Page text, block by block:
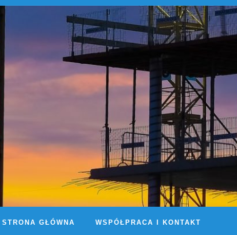
STRONA GŁÓWNA WSPÓŁPRACA I KONTAKT